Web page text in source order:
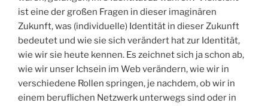
ist eine der großen Fragen in dieser imaginären
Zukunft, was (individuelle) Identität in dieser Zukunft
bedeutet und wie sie sich verändert hat zur Identität,
wie wir sie heute kennen. Es zeichnet sich ja schon ab,
wie wir unser Ichsein im Web verändern, wie wir in
verschiedene Rollen springen, je nachdem, ob wir in
einem beruflichen Netzwerk unterwegs sind oder in